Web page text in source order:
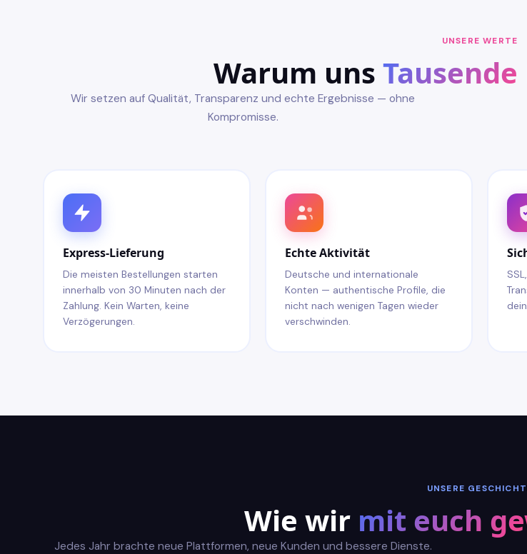
UNSERE WERTE
Warum uns
Wir setzen auf Qualität, Transparenz und echte Ergebnisse — ohne
Kompromisse.
Express-Lieferung
Die meisten Bestellungen starten
innerhalb von 30 Minuten nach der
Zahlung. Kein Warten, keine
Verzögerungen.
Echte Aktivität
Deutsche und internationale
Konten — authentische Profile, die
nicht nach wenigen Tagen wieder
verschwinden.
UNSERE
Wie wir mit euch
Jedes Jahr brachte neue Plattformen, neue Kunden und bessere Dienste.